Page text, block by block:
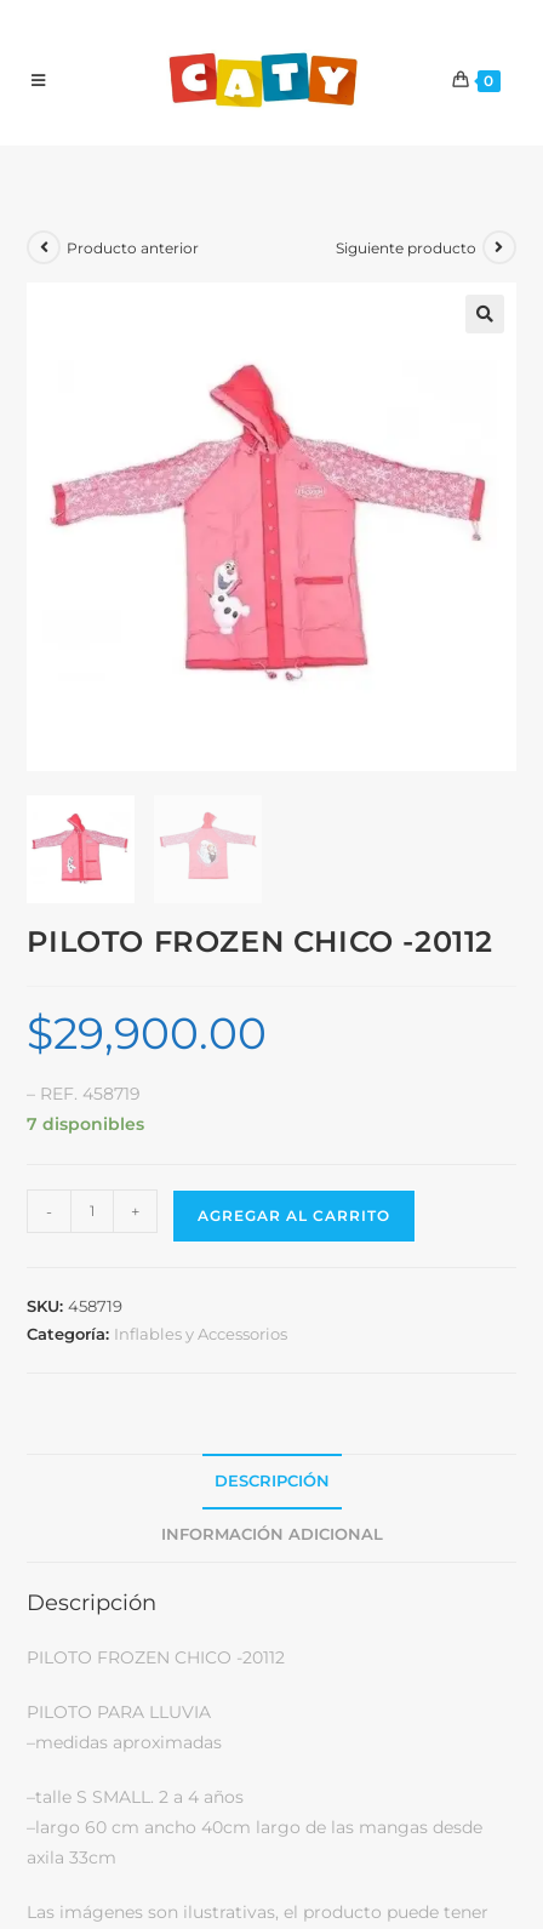
0
Producto anterior Siguiente producto
PILOTO FROZEN CHICO -20112
$29,900.00
– REF. 458719
7 disponibles
- + AGREGAR AL CARRITO
SKU:458719
Categoría: Inflables y Accessorios
DESCRIPCIÓN
INFORMACIÓN ADICIONAL
Descripción
PILOTO FROZEN CHICO -20112
PILOTO PARA LLUVIA
–medidas aproximadas
–talle S SMALL. 2 a 4 años
–largo 60 cm ancho 40cm largo de las mangas desde
axila 33cm
Las imágenes son ilustrativas, el producto puede tener